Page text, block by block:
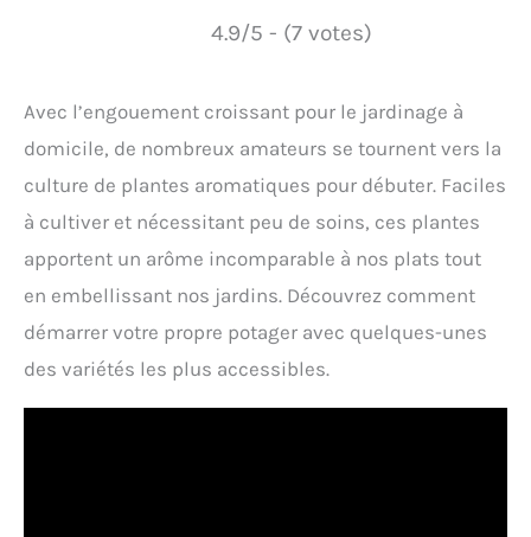
4.9/5 - (7 votes)
Avec l’engouement croissant pour le jardinage à
domicile, de nombreux amateurs se tournent vers la
culture de plantes aromatiques pour débuter. Faciles
à cultiver et nécessitant peu de soins, ces plantes
apportent un arôme incomparable à nos plats tout
en embellissant nos jardins. Découvrez comment
démarrer votre propre potager avec quelques-unes
des variétés les plus accessibles.